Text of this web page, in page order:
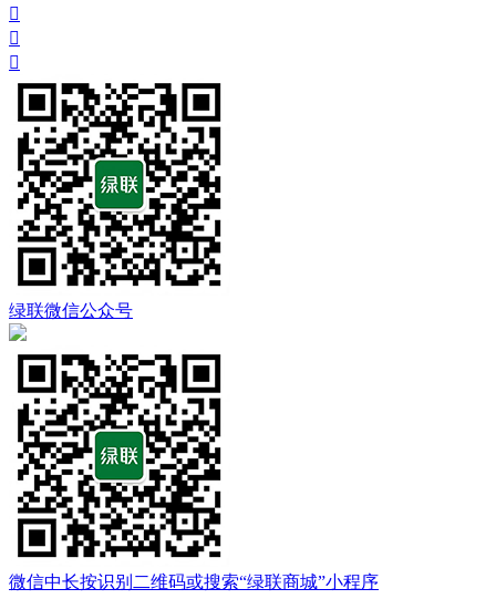



绿联微信公众号
微信中长按识别二维码或搜索“绿联商城”小程序